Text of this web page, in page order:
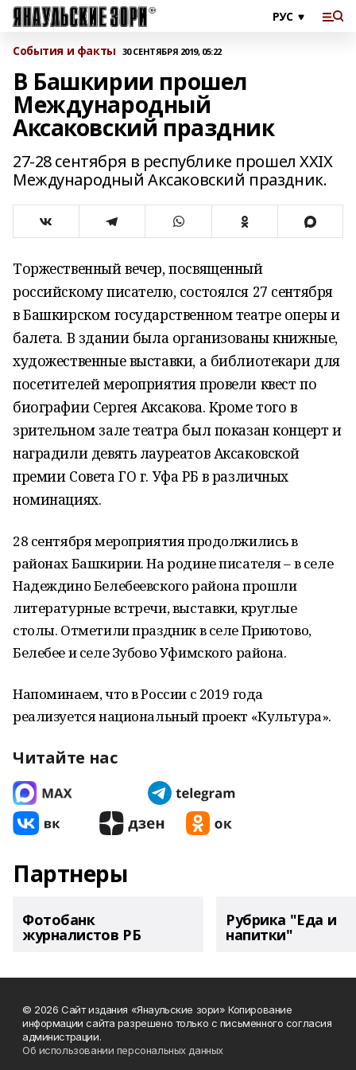
События и факты 30 СЕНТЯБРЯ 2019, 05:22
В Башкирии прошел
Международный
Аксаковский праздник
27-28 сентября в республике прошел XXIX
Международный Аксаковский праздник.
Торжественный вечер, посвященный
российскому писателю, состоялся 27 сентября
в Башкирском государственном театре оперы и
балета. В здании была организованы книжные,
художественные выставки, а библиотекари для
посетителей мероприятия провели квест по
биографии Сергея Аксакова. Кроме того в
зрительном зале театра был показан концерт и
наградили девять лауреатов Аксаковской
премии Совета ГО г. Уфа РБ в различных
номинациях.
28 сентября мероприятия продолжились в
районах Башкирии. На родине писателя – в селе
Надеждино Белебеевского района прошли
литературные встречи, выставки, круглые
столы. Отметили праздник в селе Приютово,
Белебее и селе Зубово Уфимского района.
Напоминаем, что в России с 2019 года
реализуется национальный проект «Культура».
Читайте нас
Партнеры
Фотобанк
журналистов РБ
Рубрика "Еда и
напитки"
© 2026 Сайт издания «Янаульские зори» Копирование
информации сайта разрешено только с письменного согласия
администрации.
Об использовании персональных данных